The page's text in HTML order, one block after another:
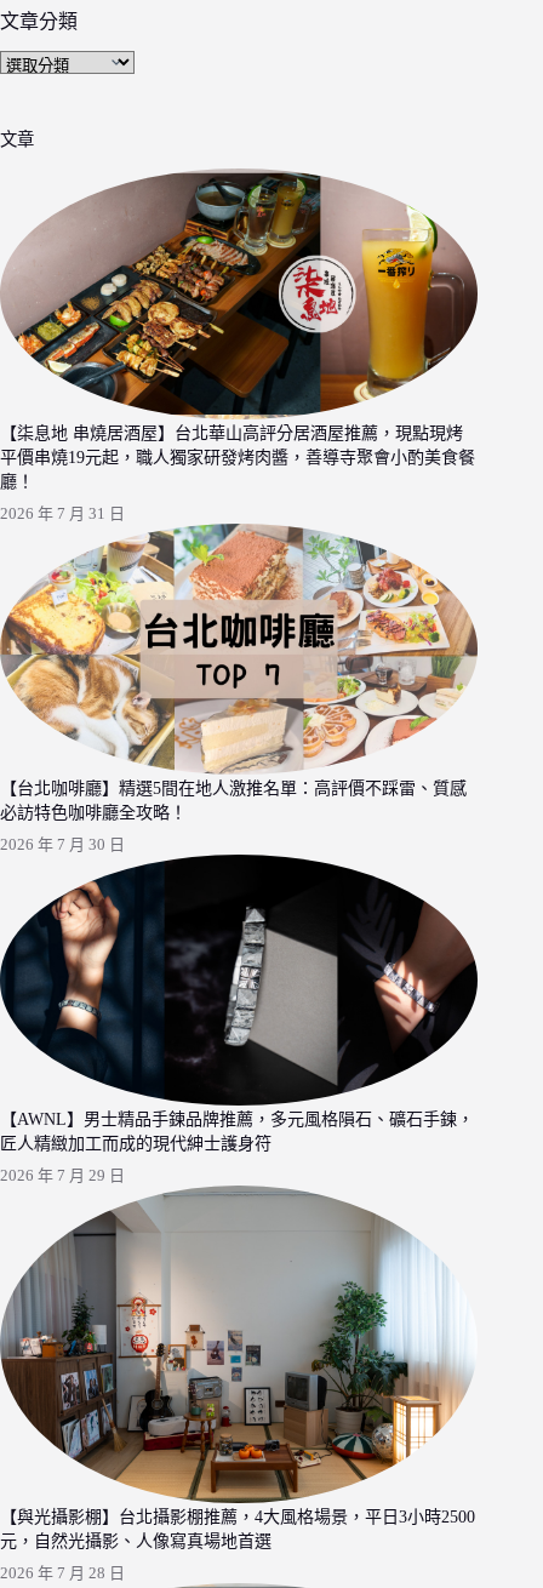
文章分類
文
類
文章
【柒息地 串燒居酒屋】台北華山高評分居酒屋推薦，現點現烤
平價串燒19元起，職人獨家研發烤肉醬，善導寺聚會小酌美食餐
廳！
2026 年 7 月 31 日
【台北咖啡廳】精選5間在地人激推名單：高評價不踩雷、質感
必訪特色咖啡廳全攻略！
2026 年 7 月 30 日
【AWNL】男士精品手鍊品牌推薦，多元風格隕石、礦石手鍊，
匠人精緻加工而成的現代紳士護身符
2026 年 7 月 29 日
【與光攝影棚】台北攝影棚推薦，4大風格場景，平日3小時2500
元，自然光攝影、人像寫真場地首選
2026 年 7 月 28 日